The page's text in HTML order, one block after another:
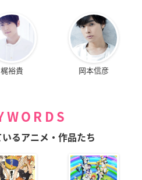
梶裕貴 岡本信彦
るアニメ・作品たち